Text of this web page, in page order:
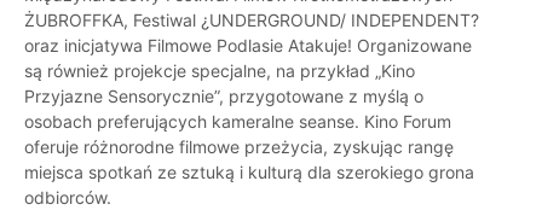
ŻUBROFFKA, Festiwal ¿UNDERGROUND/ INDEPENDENT?
oraz inicjatywa Filmowe Podlasie Atakuje! Organizowane
są również projekcje specjalne, na przykład „Kino
Przyjazne Sensorycznie”, przygotowane z myślą o
osobach preferujących kameralne seanse. Kino Forum
oferuje różnorodne filmowe przeżycia, zyskując rangę
miejsca spotkań ze sztuką i kulturą dla szerokiego grona
odbiorców.